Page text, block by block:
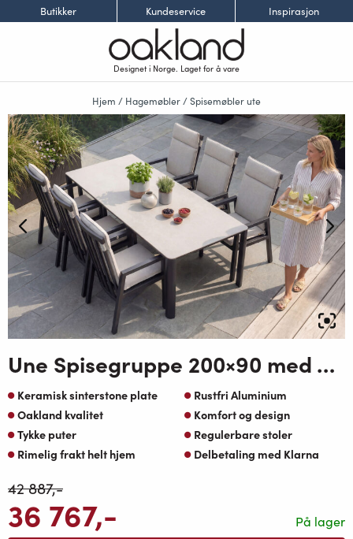
Butikker Kundeservice Inspirasjon
Designet i Norge. Laget for å vare
Hjem / Hagemøbler /Spisemøbler ute
Une Spisegruppe 200×90 med Vendela reg spisestoler beige Sunfab puter koksramme Ker topp
Keramisk sinterstone plate
Rustfri Aluminium
Oakland kvalitet
Komfort og design
Tykke puter
Regulerbare stoler
Rimelig frakt helt hjem
Delbetaling med Klarna
På lager
42 887,-
36 767,-